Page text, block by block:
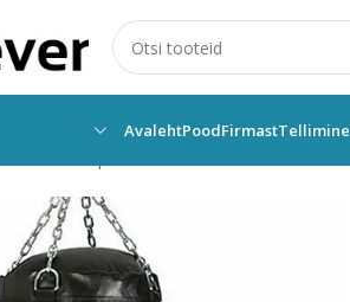
AvalehtPoodFirmastTellimine